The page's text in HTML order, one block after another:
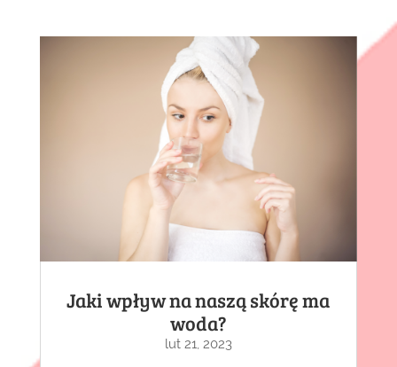
Jaki wpływ na naszą skórę ma
woda?
lut 21, 2023